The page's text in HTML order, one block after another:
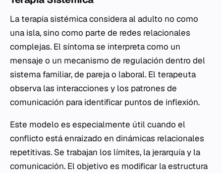
La terapia sistémica considera al adulto no como
una isla, sino como parte de redes relacionales
complejas. El síntoma se interpreta como un
mensaje o un mecanismo de regulación dentro del
sistema familiar, de pareja o laboral. El terapeuta
observa las interacciones y los patrones de
comunicación para identificar puntos de inflexión.
Este modelo es especialmente útil cuando el
conflicto está enraizado en dinámicas relacionales
repetitivas. Se trabajan los límites, la jerarquía y la
comunicación. El objetivo es modificar la estructura